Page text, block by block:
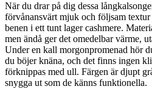
När du drar på dig dessa
förvånansvärt mjuk och följsam textur
benen i ett tunt lager cashmere.
men ändå ger det omedelbar värme,
Under en kall morgonpromenad hör
du böjer knäna, och det finns ingen
förknippas med ull. Färgen är djupt
snygga ut som de känns funktionella.